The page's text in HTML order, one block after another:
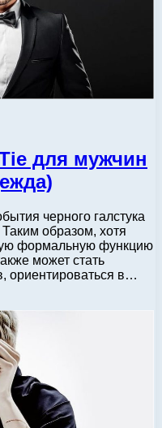
для мужчин
черного галстука
образом, хотя
​​формальную функцию
может стать
ориентироваться в…